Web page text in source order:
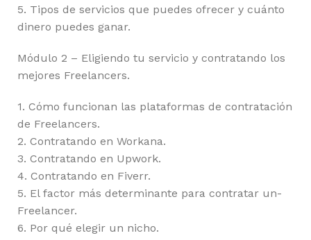
5. Tipos de servicios que puedes ofrecer y cuánto
dinero puedes ganar.
Módulo 2 – Eligiendo tu servicio y contratando los
mejores Freelancers.
1. Cómo funcionan las plataformas de contratación
de Freelancers.
2. Contratando en Workana.
3. Contratando en Upwork.
4. Contratando en Fiverr.
5. El factor más determinante para contratar un-
Freelancer.
6. Por qué elegir un nicho.